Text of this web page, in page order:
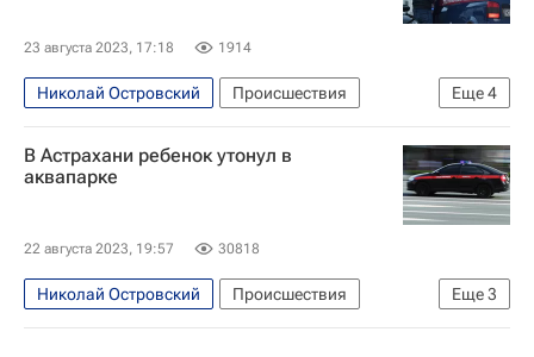
23 августа 2023, 17:18 1914
Еще4
Николай Островский
Происшествия
Астрахань
Следственный комитет России (СК РФ)
В Астрахани ребенок утонул в
аквапарке
22 августа 2023, 19:57 30818
Еще3
Николай Островский
Происшествия
Астрахань
Россия Астраханская область